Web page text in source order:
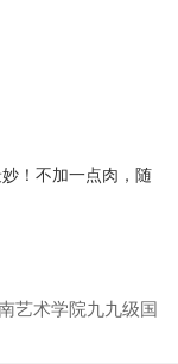
！不加一点肉，随
艺术学院九九级国